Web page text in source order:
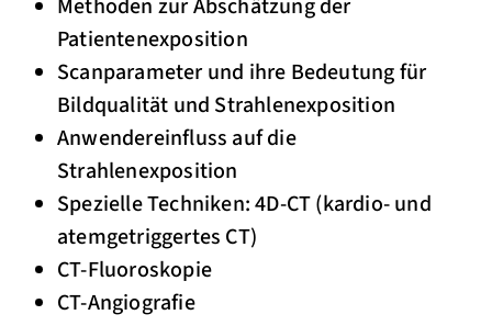
Methoden zur Abschätzung der
Patientenexposition
Scanparameter und ihre Bedeutung für
Bildqualität und Strahlenexposition
Anwendereinfluss auf die
Strahlenexposition
Spezielle Techniken: 4D-CT (kardio- und
atemgetriggertes CT)
CT-Fluoroskopie
CT-Angiografie